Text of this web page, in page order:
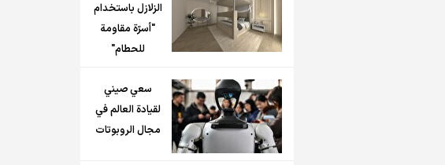
الزلازل باستخدام
"أسرّة مقاومة
للحطام"
سعي صيني
لقيادة العالم في
مجال الروبوتات